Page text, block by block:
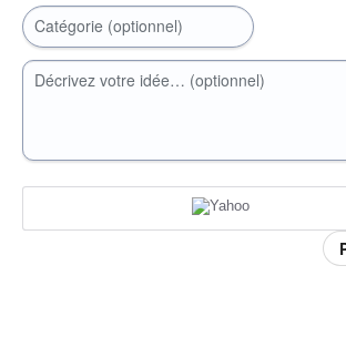
Catégorie (optionnel)
Décrivez votre idée… (optionnel)